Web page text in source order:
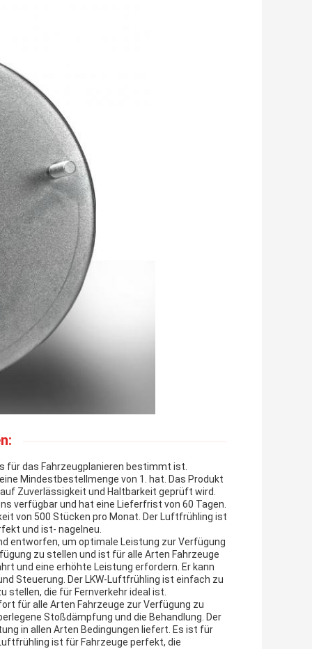
für das Fahrzeugplanieren bestimmt ist.
Mindestbestellmenge von 1. hat. Das Produkt
Zuverlässigkeit und Haltbarkeit geprüft wird.
verfügbar und hat eine Lieferfrist von 60 Tagen.
von 500 Stücken pro Monat. Der Luftfrühling ist
und ist- nagelneu.
entworfen, um optimale Leistung zur Verfügung
zu stellen und ist für alle Arten Fahrzeuge
und eine erhöhte Leistung erfordern. Er kann
Steuerung. Der LKW-Luftfrühling ist einfach zu
stellen, die für Fernverkehr ideal ist.
für alle Arten Fahrzeuge zur Verfügung zu
Stoßdämpfung und die Behandlung. Der
in allen Arten Bedingungen liefert. Es ist für
ist für Fahrzeuge perfekt, die